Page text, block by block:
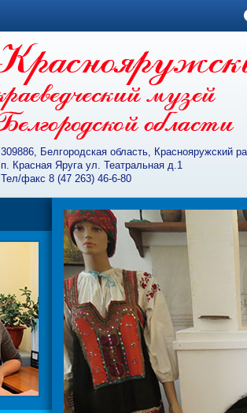
309886, Белгородская область, Краснояружский
п. Красная Яруга ул. Театральная д.1
Тел/факс 8 (47 263) 46-6-80